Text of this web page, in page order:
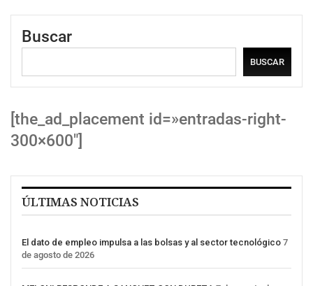
Buscar
BUSCAR
[the_ad_placement id=»entradas-right-
300×600″]
ÚLTIMAS NOTICIAS
El dato de empleo impulsa a las bolsas y al sector tecnológico 7
de agosto de 2026